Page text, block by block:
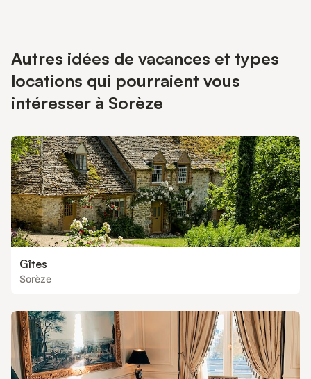
Autres idées de vacances et types
locations qui pourraient vous
intéresser à Sorèze
Gîtes
Sorèze